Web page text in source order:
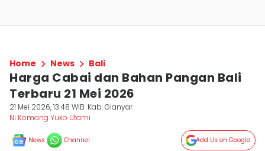
Home News Bali
Harga Cabai dan Bahan Pangan Bali
Terbaru 21 Mei 2026
21 Mei 2026, 13:48 WIB Kab. Gianyar
Ni Komang Yuko Utami
News Channel Add Us on Google